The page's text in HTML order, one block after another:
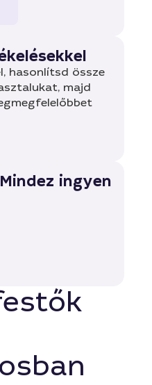
hasonlítsd össze
majd
Mindez ingyen